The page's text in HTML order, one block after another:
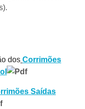
dos Corrimões
Saídas